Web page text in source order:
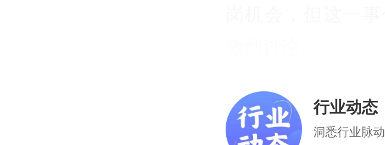
渣打一纸公告激
用AI到底做了什么
行业动态
洞悉行业脉